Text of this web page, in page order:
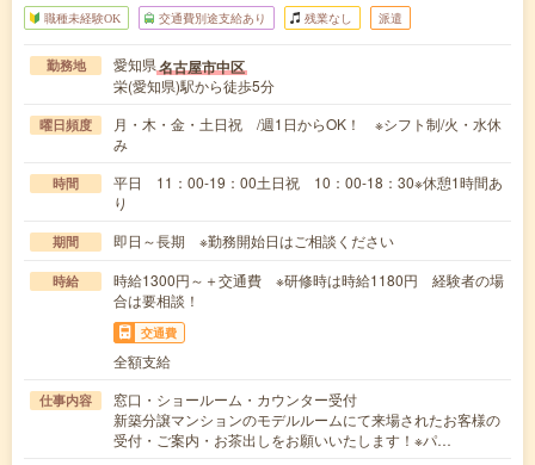
職種未経験OK 交通費別途支給あり 残業なし 派遣
勤務地 愛知県名古屋市中区
栄(愛知県)駅から徒歩5分
曜日頻度
月・木・金・土日祝 /週1日からOK！ ※シフト制/火・水休
み
時間
平日 11：00-19：00土日祝 10：00-18：30※休憩1時間あ
り
期間 即日～長期 ※勤務開始日はご相談ください
時給
時給1300円～＋交通費 ※研修時は時給1180円 経験者の場
合は要相談！
交通費
全額支給
仕事内容
窓口・ショールーム・カウンター受付
新築分譲マンションのモデルルームにて来場されたお客様の
受付・ご案内・お茶出しをお願いいたします！※パ…